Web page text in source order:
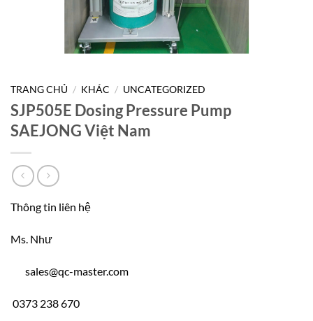
TRANG CHỦ / KHÁC / UNCATEGORIZED
SJP505E Dosing Pressure Pump
SAEJONG Việt Nam
Thông tin liên hệ
Ms. Như
sales@qc-master.com
0373 238 670